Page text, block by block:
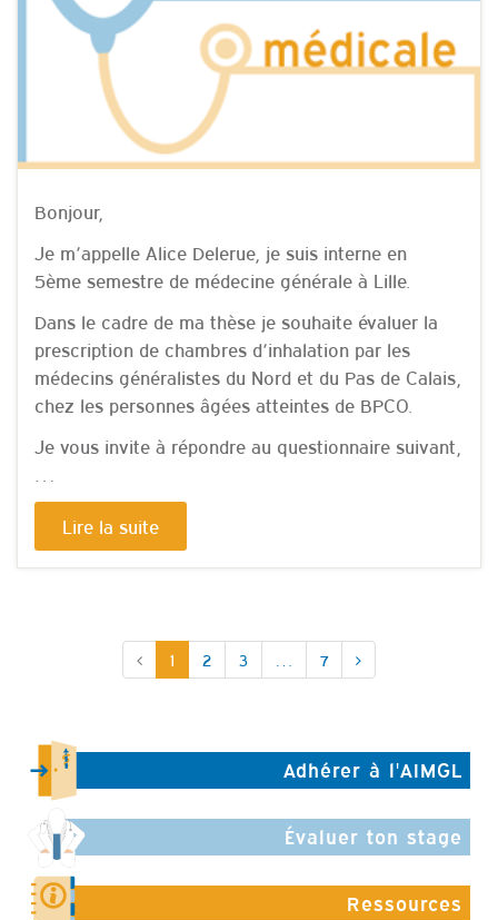
Bonjour,
Je m’appelle Alice Delerue, je suis interne en
5ème semestre de médecine générale à Lille.
Dans le cadre de ma thèse je souhaite évaluer la
prescription de chambres d’inhalation par les
médecins généralistes du Nord et du Pas de Calais,
chez les personnes âgées atteintes de BPCO.
Je vous invite à répondre au questionnaire suivant,
Lire la suite
1 2 3 7
Adhérer à l'AIMGL
Évaluer ton stage
Ressources